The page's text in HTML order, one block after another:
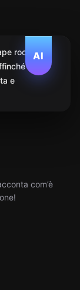
AI
room.
l'IA
e
com’è